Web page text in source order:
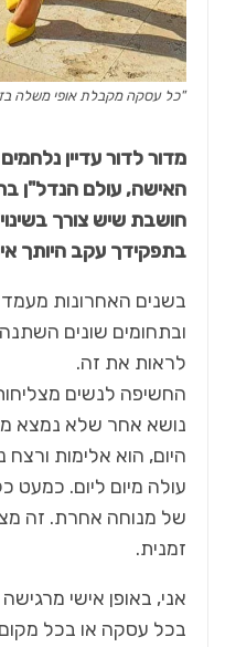
"כל עסקה מקבלת אופי משלה
מדור לדור עדיין
האישה, עולם הנדל"ן
חושבת שיש צורך
בתפקידך עקב היותך
בשנים האחרונות
ובתחומים שונים השתנה
לראות את זה.
החשיפה לנשים
נושא אחר שלא נמצא
היום, הוא אלימות
עולה מיום ליום.
של מנוחה אחרת. זה
זמנית.
אני, באופן אישי
בכל עסקה או בכל